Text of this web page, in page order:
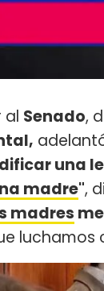
al Senado,
una
madre",
madres
luchamos